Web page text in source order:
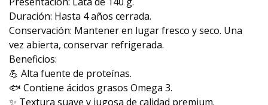
Duración: Hasta 4 años cerrada.
Conservación: Mantener en lugar fresco y seco. Una
vez abierta, conservar refrigerada.
Beneficios:
💪 Alta fuente de proteínas.
🐟 Contiene ácidos grasos Omega 3.
✨ Textura suave y jugosa de calidad premium.